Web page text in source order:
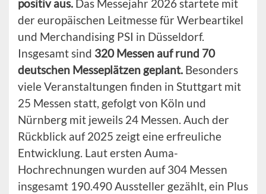
positiv aus. Das Messejahr 2026 startete mit
der europäischen Leitmesse für Werbeartikel
und Merchandising PSI in Düsseldorf.
Insgesamt sind 320 Messen auf rund 70
deutschen Messeplätzen geplant. Besonders
viele Veranstaltungen finden in Stuttgart mit
25 Messen statt, gefolgt von Köln und
Nürnberg mit jeweils 24 Messen. Auch der
Rückblick auf 2025 zeigt eine erfreuliche
Entwicklung. Laut ersten Auma-
Hochrechnungen wurden auf 304 Messen
insgesamt 190.490 Aussteller gezählt, ein Plus